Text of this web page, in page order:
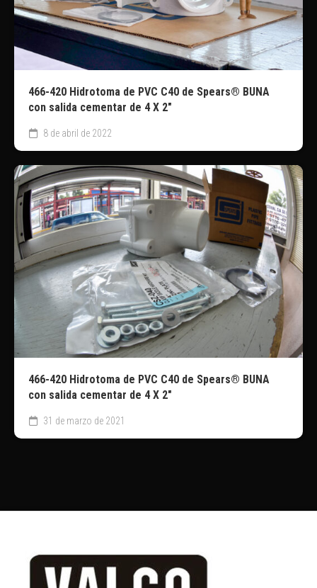
466-420 Hidrotoma de PVC C40 de Spears® BUNA
con salida cementar de 4 X 2″
8 de abril de 2022
466-420 Hidrotoma de PVC C40 de Spears® BUNA
con salida cementar de 4 X 2″
31 de marzo de 2021